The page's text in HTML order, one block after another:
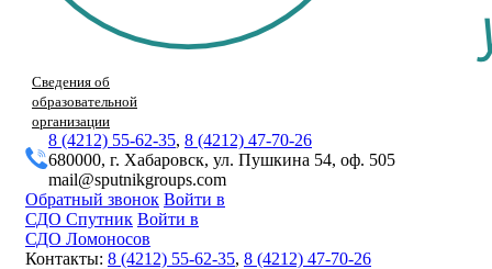
Сведения об
образовательной
организации
8 (4212) 55-62-35, 8 (4212) 47-70-26
680000, г. Хабаровск, ул. Пушкина 54, оф. 505
mail@sputnikgroups.com
Обратный звонок Войти в
СДО Спутник Войти в
СДО Ломоносов
Контакты: 8 (4212) 55-62-35, 8 (4212) 47-70-26